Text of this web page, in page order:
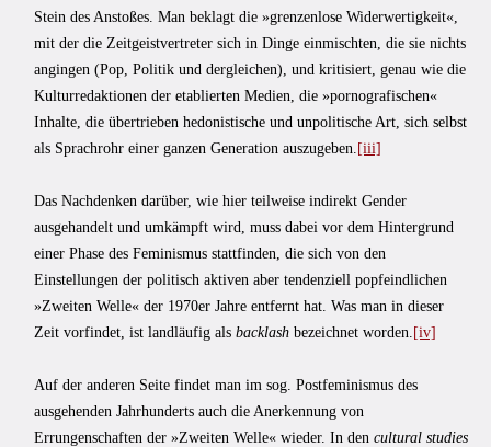
Stein des Anstoßes. Man beklagt die »grenzenlose Widerwertigkeit«,
mit der die Zeitgeistvertreter sich in Dinge einmischten, die sie nichts
angingen (Pop, Politik und dergleichen), und kritisiert, genau wie die
Kulturredaktionen der etablierten Medien, die »pornografischen«
Inhalte, die übertrieben hedonistische und unpolitische Art, sich selbst
als Sprachrohr einer ganzen Generation auszugeben. [iii]
Das Nachdenken darüber, wie hier teilweise indirekt Gender
ausgehandelt und umkämpft wird, muss dabei vor dem Hintergrund
einer Phase des Feminismus stattfinden, die sich von den
Einstellungen der politisch aktiven aber tendenziell popfeindlichen
»Zweiten Welle« der 1970er Jahre entfernt hat. Was man in dieser
Zeit vorfindet, ist landläufig als backlash bezeichnet worden. [iv]
Auf der anderen Seite findet man im sog. Postfeminismus des
ausgehenden Jahrhunderts auch die Anerkennung von
Errungenschaften der »Zweiten Welle« wieder. In den cultural studies